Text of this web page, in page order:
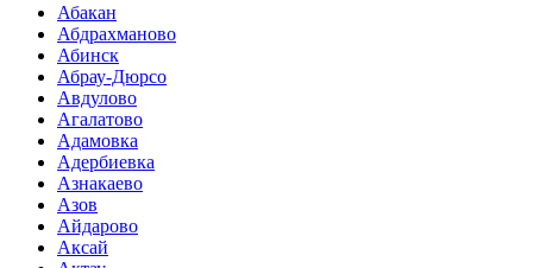
Абакан
Абдрахманово
Абинск
Абрау-Дюрсо
Авдулово
Агалатово
Адамовка
Адербиевка
Азнакаево
Азов
Айдарово
Аксай